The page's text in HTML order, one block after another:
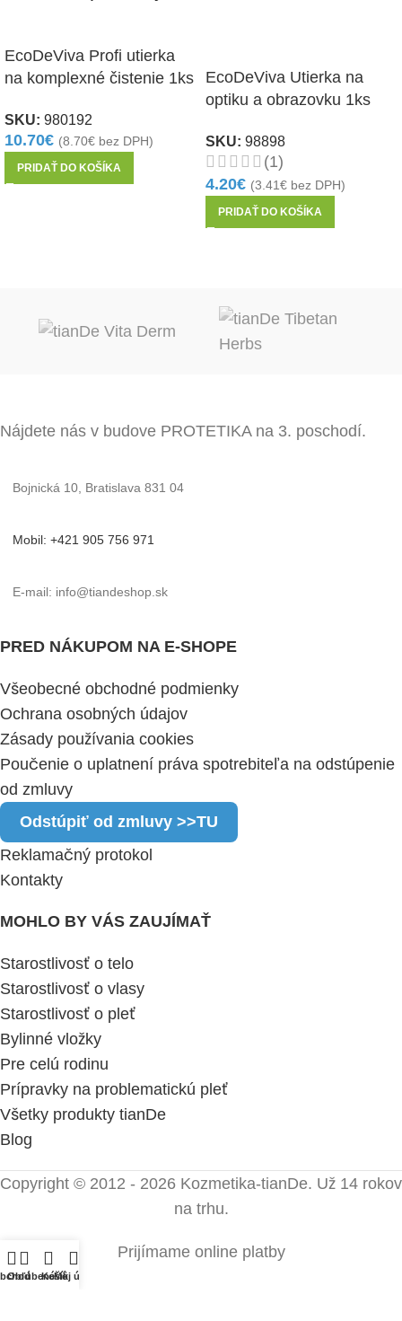
EcoDeViva Profi utierka
na komplexné čistenie 1ks
SKU: 980192
10.70€ (8.70€ bez DPH)
PRIDAŤ DO KOŠÍKA
EcoDeViva Utierka na
optiku a obrazovku 1ks
SKU: 98898
(1)
4.20€ (3.41€ bez DPH)
PRIDAŤ DO KOŠÍKA
Nájdete nás v budove PROTETIKA na 3. poschodí.
Bojnická 10, Bratislava 831 04
Mobil: +421 905 756 971
E-mail: info@tiandeshop.sk
PRED NÁKUPOM NA E-SHOPE
Všeobecné obchodné podmienky
Ochrana osobných údajov
Zásady používania cookies
Poučenie o uplatnení práva spotrebiteľa na odstúpenie
od zmluvy
Odstúpiť od zmluvy >>TU
Reklamačný protokol
Kontakty
MOHLO BY VÁS ZAUJÍMAŤ
Starostlivosť o telo
Starostlivosť o vlasy
Starostlivosť o pleť
Bylinné vložky
Pre celú rodinu
Prípravky na problematickú pleť
Všetky produkty tianDe
Blog
Copyright © 2012 - 2026 Kozmetika-tianDe. Už 14 rokov
na trhu.
Prijímame online platby
ObľúbenéKošíkMôj účet